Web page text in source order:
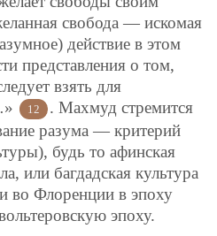
свобода — искомая
действие в этом
представления о том,
взять для
12
. Махмуд стремится
разума — критерий
будь то афинская
или багдадская культура
во Флоренции в эпоху
эпоху.